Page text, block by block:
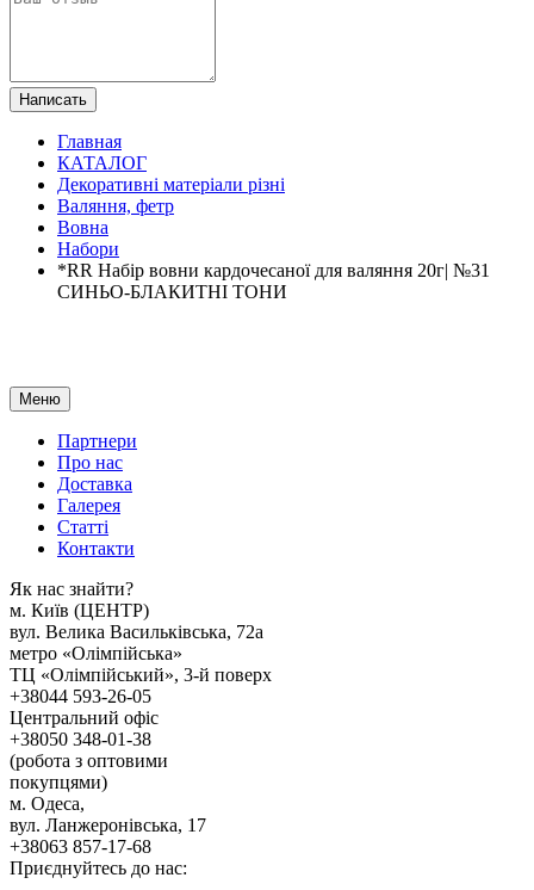
Написать
Главная
КАТАЛОГ
Декоративні матеріали різні
Валяння, фетр
Вовна
Набори
*RR Набір вовни кардочесаної для валяння 20г| №31
СИНЬО-БЛАКИТНІ ТОНИ
Меню
Партнери
Про нас
Доставка
Галерея
Статтi
Контакти
Як наc знайти?
м. Киïв (ЦЕНТР)
вул. Велика Васильківська, 72а
метро «Олімпійська»
ТЦ «Олімпійський», 3-й поверх
+38044 593-26-05
Центральний офіс
+38050 348-01-38
(робота з оптовими
покупцями)
м. Одеса,
вул. Ланжеронівська, 17
+38063 857-17-68
Приєднуйтесь до нас: